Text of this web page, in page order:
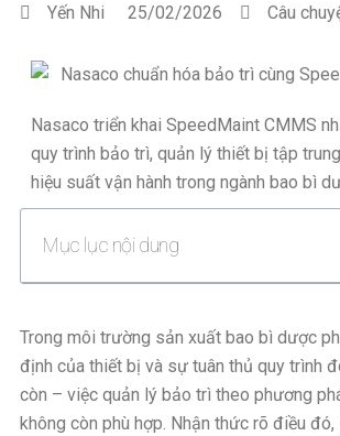
Yến Nhi 25/02/2026 Câu
Nasaco triển khai SpeedMaint CMMS
quy trình bảo trì, quản lý thiết bị tập
hiệu suất vận hành trong ngành bao bì
Mục lục nội dung
Trong môi trường sản xuất bao bì dược
định của thiết bị và sự tuân thủ quy trình
còn – việc quản lý bảo trì theo phương
không còn phù hợp. Nhận thức rõ điều đó,